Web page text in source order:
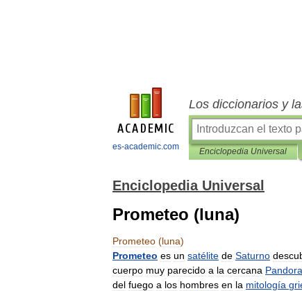
es-academic.com
Los diccionarios y
Enciclopedia Universal
Enciclopedia Universal
Prometeo (luna)
Prometeo (luna)
Prometeo es un satélite de Saturno
cuerpo muy parecido a la cercana Pandora
del fuego a los hombres en la mitología